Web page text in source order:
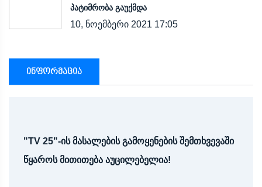
პატიმრობა გაუქმდა
10, ნოემბერი 2021 17:05
ინფორმაცია
"TV 25"-ის მასალების გამოყენების შემთხვევაში
წყაროს მითითება აუცილებელია!